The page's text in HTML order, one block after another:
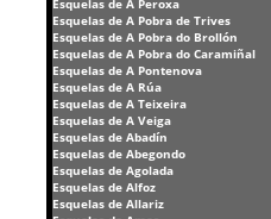
Esquelas de A Peroxa
Esquelas de A Pobra de Trives
Esquelas de A Pobra do Brollón
Esquelas de A Pobra do Caramiñal
Esquelas de A Pontenova
Esquelas de A Rúa
Esquelas de A Teixeira
Esquelas de A Veiga
Esquelas de Abadín
Esquelas de Abegondo
Esquelas de Agolada
Esquelas de Alfoz
Esquelas de Allariz